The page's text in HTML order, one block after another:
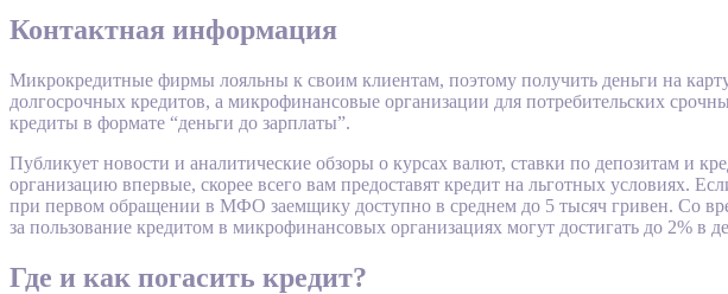
Контактная информация
Микрокредитные фирмы лояльны к своим клиентам, поэтому получить деньги на
долгосрочных кредитов, а микрофинансовые организации для потребительских
кредиты в формате “деньги до зарплаты”.
Публикует новости и аналитические обзоры о курсах валют, ставки по депозитам и
организацию впервые, скорее всего вам предоставят кредит на льготных условиях.
при первом обращении в МФО заемщику доступно в среднем до 5 тысяч гривен. Со
за пользование кредитом в микрофинансовых организациях могут достигать до 2% в
Где и как погасить кредит?